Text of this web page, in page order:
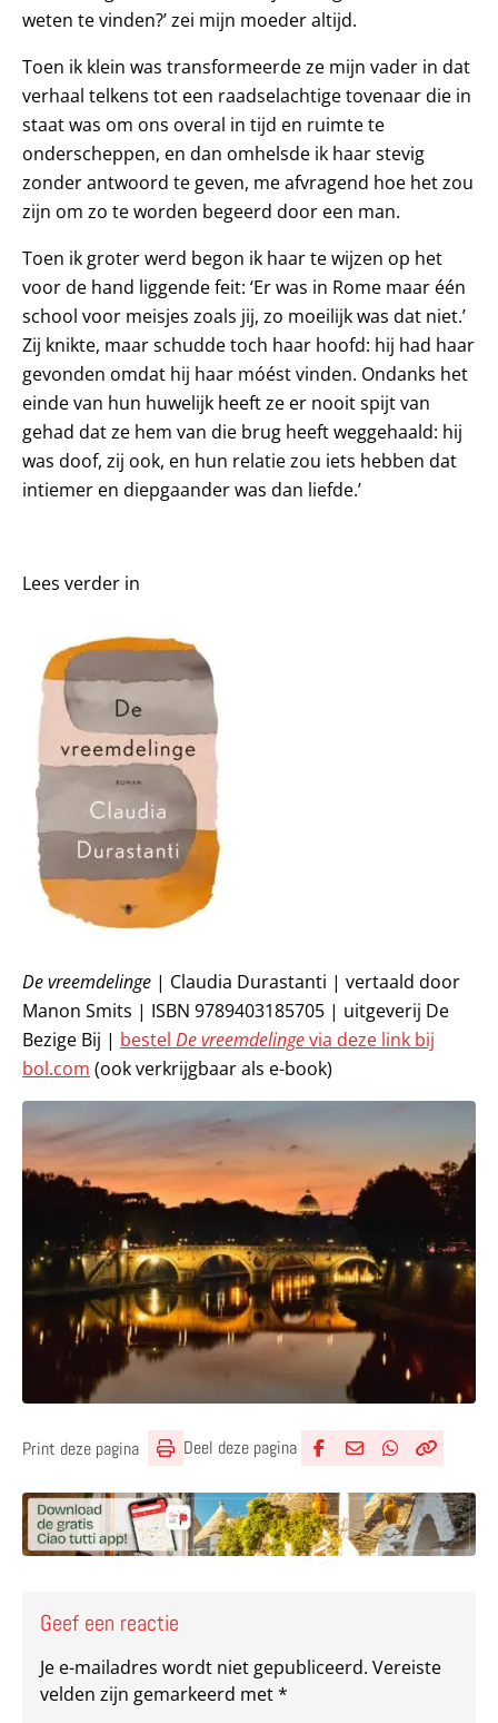
weten te vinden?’ zei mijn moeder altijd.
Toen ik klein was transformeerde ze mijn vader in dat
verhaal telkens tot een raadselachtige tovenaar die in
staat was om ons overal in tijd en ruimte te
onderscheppen, en dan omhelsde ik haar stevig
zonder antwoord te geven, me afvragend hoe het zou
zijn om zo te worden begeerd door een man.
Toen ik groter werd begon ik haar te wijzen op het
voor de hand liggende feit: ‘Er was in Rome maar één
school voor meisjes zoals jij, zo moeilijk was dat niet.’
Zij knikte, maar schudde toch haar hoofd: hij had haar
gevonden omdat hij haar móést vinden. Ondanks het
einde van hun huwelijk heeft ze er nooit spijt van
gehad dat ze hem van die brug heeft weggehaald: hij
was doof, zij ook, en hun relatie zou iets hebben dat
intiemer en diepgaander was dan liefde.’
Lees verder in
De vreemdelinge | Claudia Durastanti | vertaald door
Manon Smits | ISBN 9789403185705 | uitgeverij De
Bezige Bij | bestel De vreemdelingevia deze link bij
bol.com (ook verkrijgbaar als e-book)
Print deze pagina Deel deze pagina
Geef een reactie
Je e-mailadres wordt niet gepubliceerd. Vereiste
velden zijn gemarkeerd met*